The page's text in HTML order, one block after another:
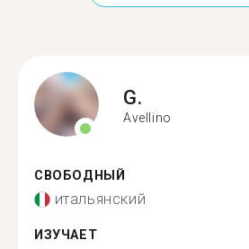
G.
Avellino
СВОБОДНЫЙ
итальянский
ИЗУЧАЕТ